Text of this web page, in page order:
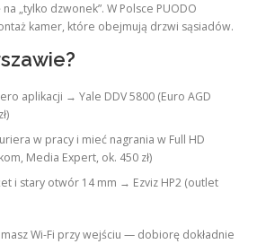
„tylko dzwonek”. W Polsce PUODO
kamer, które obejmują drzwi sąsiadów.
aplikacji → Yale DDV 5800 (Euro AGD
w pracy i mieć nagrania w Full HD
Media Expert, ok. 450 zł)
i stary otwór 14 mm → Ezviz HP2 (outlet
Wi-Fi przy wejściu — dobiorę dokładnie